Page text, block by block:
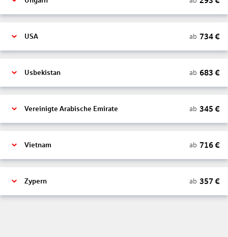
USA ab 734€
Usbekistan ab 683 €
Vereinigte Arabische Emirate ab 345 €
Vietnam ab 716€
Zypern ab 357 €